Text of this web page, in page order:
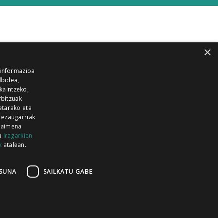
GUKA
GUKA
ZUMAIA GUKA
×
eta
Iragarkien
atalean.
SAILKATU GABE